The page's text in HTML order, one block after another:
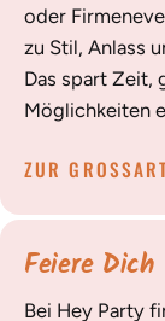
oder
zu Stil, Anlass
Das spart Zeit,
Möglichkeiten
ZUR
Feiere Dich
Bei Hey Party